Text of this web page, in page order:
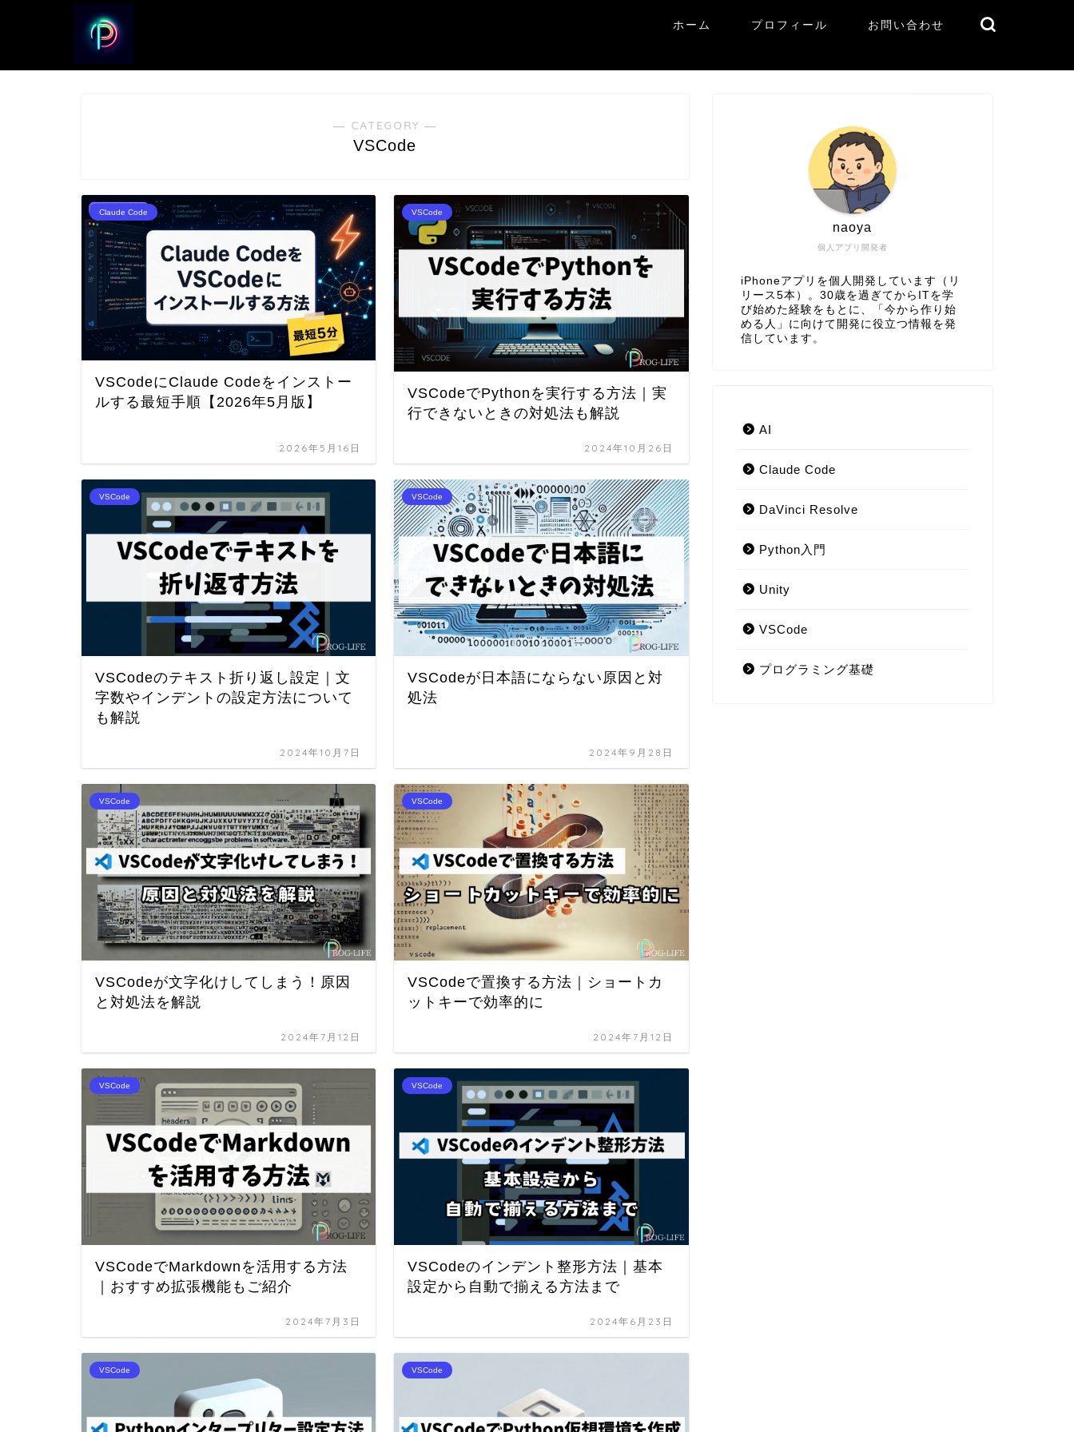
ホーム プロフィール お問い合わせ
― CATEGORY ―
VSCode
Claude Code
VSCodeにClaude Codeをインストー
ルする最短手順【2026年5月版】
2026年5月16日
VSCode
VSCodeでPythonを実行する方法｜実
行できないときの対処法も解説
2024年10月26日
VSCode
VSCodeのテキスト折り返し設定｜文
字数やインデントの設定方法について
も解説
2024年10月7日
VSCode
VSCodeが日本語にならない原因と対
処法
2024年9月28日
VSCode
VSCodeが文字化けしてしまう！原因
と対処法を解説
2024年7月12日
VSCode
VSCodeで置換する方法｜ショートカ
ットキーで効率的に
2024年7月12日
VSCode
VSCodeでMarkdownを活用する方法
｜おすすめ拡張機能もご紹介
2024年7月3日
VSCode
VSCodeのインデント整形方法｜基本
設定から自動で揃える方法まで
2024年6月23日
VSCode VSCode
個人アプリ開発者
naoya
iPhoneアプリを個人開発しています（リ
リース5本）。30歳を過ぎてからITを学
び始めた経験をもとに、「今から作り始
める人」に向けて開発に役立つ情報を発
信しています。
AI
Claude Code
DaVinci Resolve
Python入門
Unity
VSCode
プログラミング基礎